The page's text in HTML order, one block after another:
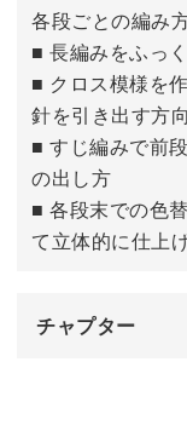
各段ごとの編み
■ 長編みをふっ
■ クロス模様を
針を引き出す方
■ すじ編みで前
の出し方
■ 各段末での色
て立体的に仕上
チャプター